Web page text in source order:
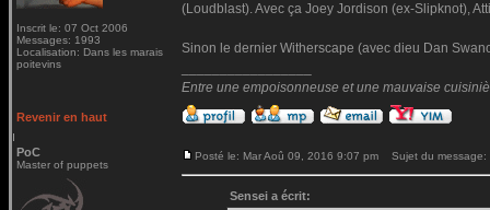
Inscrit le: 07 Oct 2006
Messages: 1993
Localisation: Dans les marais
poitevins
(Loudblast). Avec ça Joey Jordison (ex-Slipknot),
Sinon le dernier Witherscape (avec dieu Dan
Entre une empoisonneuse et une mauvaise
Revenir en haut
PoC
Master of puppets
Posté le: Mar Aoû 09, 2016 9:07 pm Sujet du message:
Sensei a écrit: